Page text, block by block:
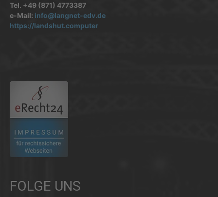
Tel. +49 (871) 4773387
e-Mail: info@langnet-edv.de
https://landshut.computer
FOLGE UNS